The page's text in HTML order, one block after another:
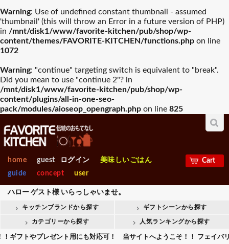
Warning: Use of undefined constant thumbnail - assumed
'thumbnail' (this will throw an Error in a future version of PHP)
in /mnt/disk1/www/favorite-kitchen/pub/shop/wp-
content/themes/FAVORITE-KITCHEN/functions.php on line
1072
Warning: "continue" targeting switch is equivalent to "break".
Did you mean to use "continue 2"? in
/mnt/disk1/www/favorite-kitchen/pub/shop/wp-
content/plugins/all-in-one-seo-
pack/modules/aioseop_opengraph.php on line 825
home guest ログイン
美味しいごはん
guide
concept user
ハロー ゲスト様いらっしゃいませ。
Cart
キッチンブランドから探す ギフトシーンから探す
カテゴリーから探す 人気ランキングから探す
フトやプレゼント用にも対応可！ 当サイトへようこそ！！ フェイバ
Anchor Hocking EBM
VETRI DELLE VENEZIE
Chelf＆Sommelier Libbey
Bormioli Luigi
all brands
母の日おすすめギフト 父の日おすすめギフト
賀寿祝おすすめギフト
お見舞いおすすめギフト 新築内祝おすすめギフト
出産【内祝い】おすすめギ
入園・入学【内祝】おすす
めギフト
フト
グラスバリエ ワイン・バー用品
容器類
製菓・ベ-カ-リー
整理＆店舗用品 ギフト
容器類人気ランキ
ング
包丁・ハサミ人気
ランキング
フライパン・鍋人
気ランキング
気ランニング
製菓・ベ-カリ-用品
整理＆店舗用品人
気ランキング
ンキング
ワインクーラー
アイスペール
ワインセラー
シェーカー・ストレーナー
ボトルストッパー
マドラー